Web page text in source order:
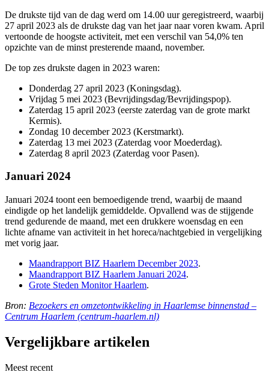
De drukste tijd van de dag werd om 14.00 uur geregistreerd, waarbij
27 april 2023 als de drukste dag van het jaar naar voren kwam. April
vertoonde de hoogste activiteit, met een verschil van 54,0% ten
opzichte van de minst presterende maand, november.
De top zes drukste dagen in 2023 waren:
Donderdag 27 april 2023 (Koningsdag).
Vrijdag 5 mei 2023 (Bevrijdingsdag/Bevrijdingspop).
Zaterdag 15 april 2023 (eerste zaterdag van de grote markt
Kermis).
Zondag 10 december 2023 (Kerstmarkt).
Zaterdag 13 mei 2023 (Zaterdag voor Moederdag).
Zaterdag 8 april 2023 (Zaterdag voor Pasen).
Januari 2024
Januari 2024 toont een bemoedigende trend, waarbij de maand
eindigde op het landelijk gemiddelde. Opvallend was de stijgende
trend gedurende de maand, met een drukkere woensdag en een
lichte afname van activiteit in het horeca/nachtgebied in vergelijking
met vorig jaar.
Maandrapport BIZ Haarlem December 2023.
Maandrapport BIZ Haarlem Januari 2024.
Grote Steden Monitor Haarlem.
Bron: Bezoekers en omzetontwikkeling in Haarlemse binnenstad –
Centrum Haarlem (centrum-haarlem.nl)
Vergelijkbare artikelen
Meest recent